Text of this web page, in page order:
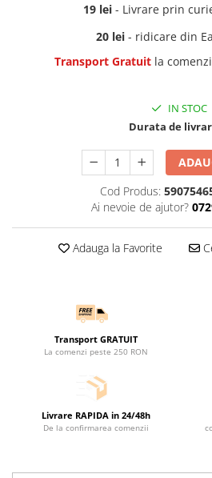
19 lei - Livrare prin
20 lei- ridicare din
Transport Gratuitla
IN STOC
Durata de
Cod Produs:
Ai nevoie de ajutor?
Adauga la Favorite
Transport GRATUIT
La comenzi peste 250 RON
Livrare RAPIDA in 24/48h
De la confirmarea comenzii